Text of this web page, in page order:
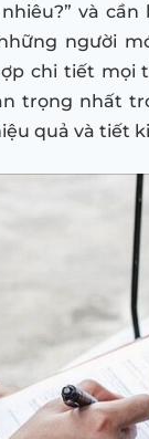
và
người
chi tiết mọi
trọng nhất
quả và tiết